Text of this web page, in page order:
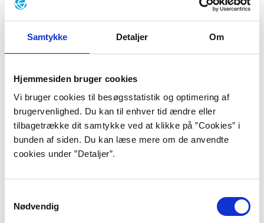
Samtykke Detaljer Om
Hjemmesiden bruger cookies
Vi bruger cookies til besøgsstatistik og optimering af
brugervenlighed. Du kan til enhver tid ændre eller
tilbagetrække dit samtykke ved at klikke på ”Cookies” i
bunden af siden. Du kan læse mere om de anvendte
cookies under ”Detaljer”.
Nødvendig
og hans bøger om utroskab, voldtægt og mord vakte
skandale.
Hvad enten Jesper Nicolaj Christiansen skriver
splatterhistorier for drenge, kras realisme eller
fantasy, har han barnet i centrum. Barnet alene i
verden og ofte også barnet alene over for den voksne.
Hvad gør man, når tilværelsen smuldrer i éns hænder?
Det spørgsmål kredser Ida Jessens værker om, men de